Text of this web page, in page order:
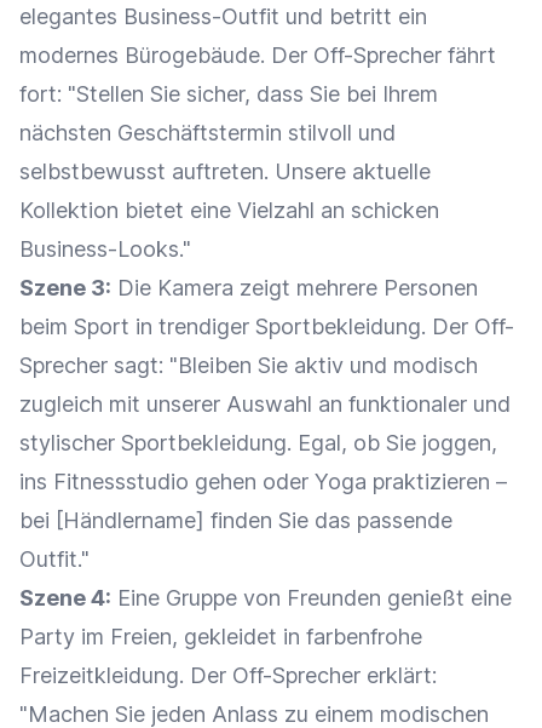
elegantes Business-Outfit und betritt ein
modernes Bürogebäude. Der Off-Sprecher fährt
fort: "Stellen Sie sicher, dass Sie bei Ihrem
nächsten Geschäftstermin stilvoll und
selbstbewusst auftreten. Unsere aktuelle
Kollektion bietet eine Vielzahl an schicken
Business-Looks."
Szene 3: Die Kamera zeigt mehrere Personen
beim Sport in trendiger Sportbekleidung. Der Off-
Sprecher sagt: "Bleiben Sie aktiv und modisch
zugleich mit unserer Auswahl an funktionaler und
stylischer Sportbekleidung. Egal, ob Sie joggen,
ins Fitnessstudio gehen oder Yoga praktizieren –
bei [Händlername] finden Sie das passende
Outfit."
Szene 4: Eine Gruppe von Freunden genießt eine
Party im Freien, gekleidet in farbenfrohe
Freizeitkleidung. Der Off-Sprecher erklärt:
"Machen Sie jeden Anlass zu einem modischen